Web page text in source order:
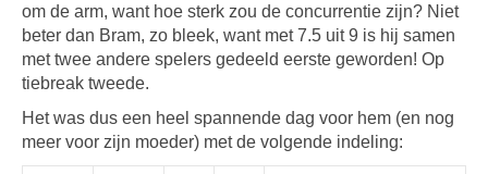
om de arm, want hoe sterk zou de concurrentie zijn? Niet
beter dan Bram, zo bleek, want met 7.5 uit 9 is hij samen
met twee andere spelers gedeeld eerste geworden! Op
tiebreak tweede.
Het was dus een heel spannende dag voor hem (en nog
meer voor zijn moeder) met de volgende indeling: